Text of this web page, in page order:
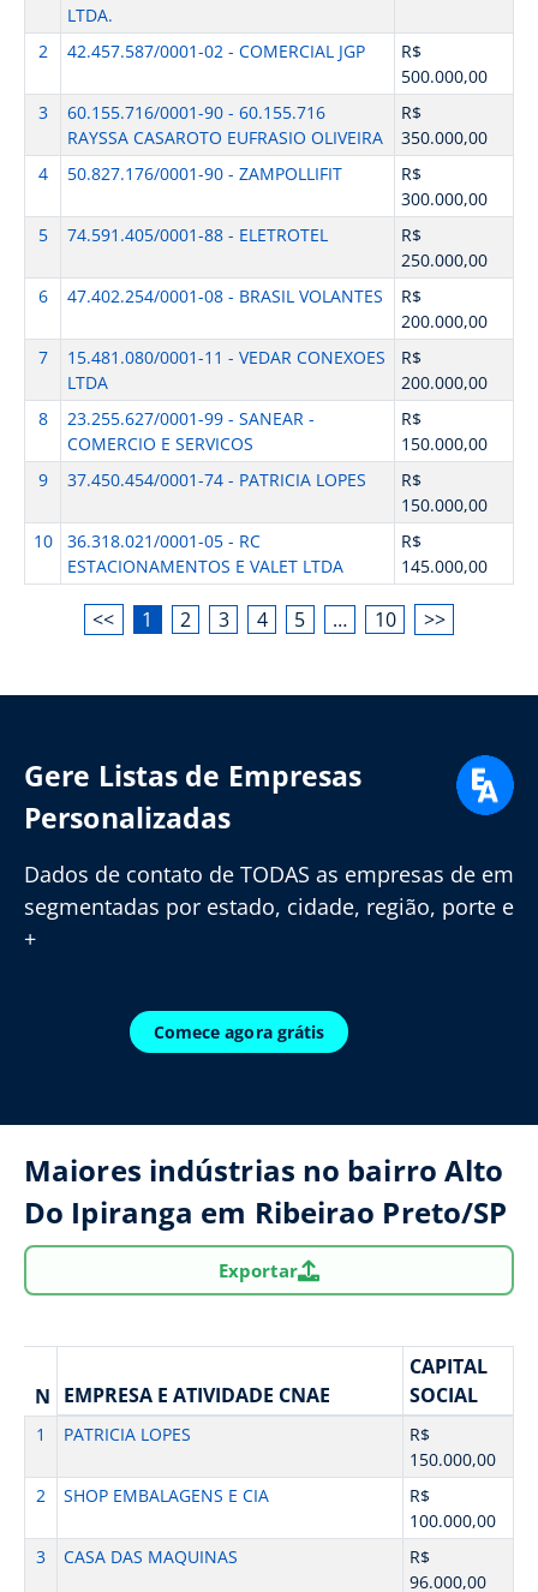
LTDA.
2 42.457.587/0001-02 - COMERCIAL JGP
R$
500.000,00
3
60.155.716/0001-90 - 60.155.716
RAYSSA CASAROTO EUFRASIO OLIVEIRA
R$
350.000,00
4
50.827.176/0001-90 - ZAMPOLLIFIT
R$
300.000,00
5
74.591.405/0001-88 - ELETROTEL
R$
250.000,00
6
47.402.254/0001-08 - BRASIL VOLANTES
R$
200.000,00
7
15.481.080/0001-11 - VEDAR CONEXOES
LTDA
R$
200.000,00
8
23.255.627/0001-99 - SANEAR -
COMERCIO E SERVICOS
R$
150.000,00
9
37.450.454/0001-74 - PATRICIA LOPES
R$
150.000,00
10
36.318.021/0001-05 - RC
ESTACIONAMENTOS E VALET LTDA
R$
145.000,00
<< 1 2 3 4 5 … 10 >>
Gere Listas de Empresas
Personalizadas
Dados de contato de TODAS as empresas de em
segmentadas por estado, cidade, região, porte e
+
Comece agora grátis
Maiores indústrias no bairro Alto
Do Ipiranga em Ribeirao Preto/SP
Exportar
N EMPRESA E ATIVIDADE CNAE
CAPITAL
SOCIAL
1 PATRICIA LOPES
R$
150.000,00
2
SHOP EMBALAGENS E CIA
R$
100.000,00
3
CASA DAS MAQUINAS
R$
96.000,00